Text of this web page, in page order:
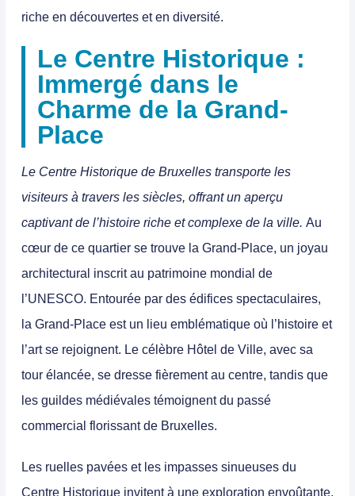
riche en découvertes et en diversité.
Le Centre Historique :
Immergé dans le
Charme de la Grand-
Place
Le Centre Historique de Bruxelles transporte les
visiteurs à travers les siècles, offrant un aperçu
captivant de l’histoire riche et complexe de la ville. Au
cœur de ce quartier se trouve la Grand-Place, un joyau
architectural inscrit au patrimoine mondial de
l’UNESCO. Entourée par des édifices spectaculaires,
la Grand-Place est un lieu emblématique où l’histoire et
l’art se rejoignent. Le célèbre Hôtel de Ville, avec sa
tour élancée, se dresse fièrement au centre, tandis que
les guildes médiévales témoignent du passé
commercial florissant de Bruxelles.
Les ruelles pavées et les impasses sinueuses du
Centre Historique invitent à une exploration envoûtante.